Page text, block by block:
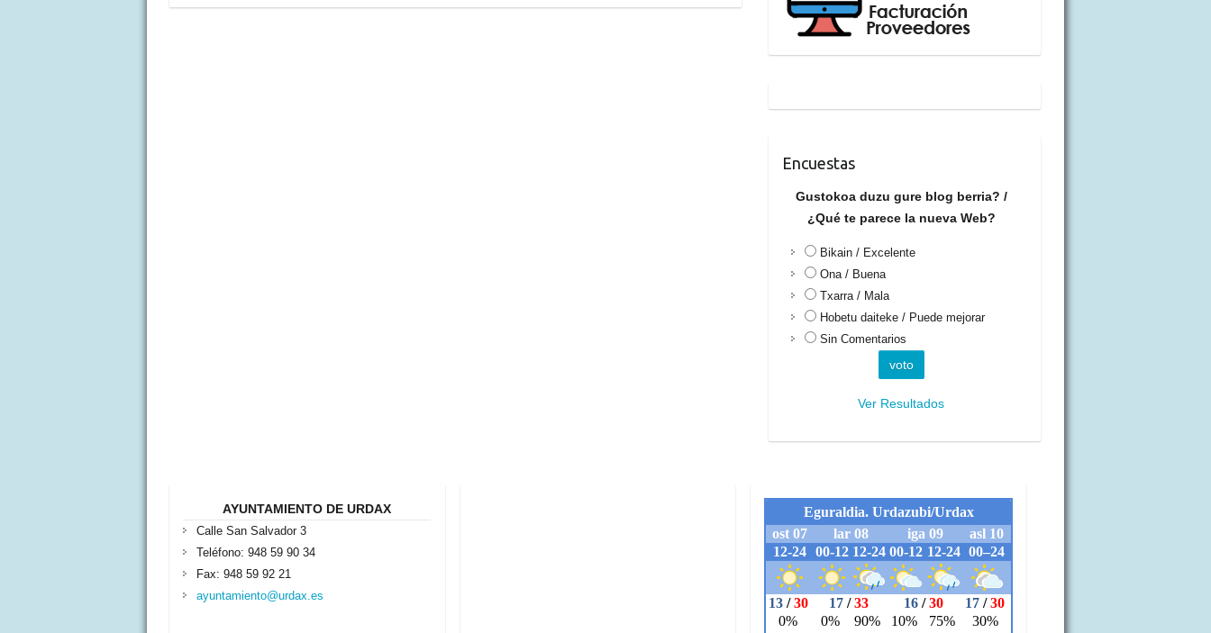
Encuestas
Gustokoa duzu gure blog berria? /
¿Qué te parece la nueva Web?
Bikain / Excelente
Ona / Buena
Txarra / Mala
Hobetu daiteke / Puede mejorar
Sin Comentarios
Ver Resultados
AYUNTAMIENTO DE URDAX
Calle San Salvador 3
Teléfono: 948 59 90 34
Fax: 948 59 92 21
ayuntamiento@urdax.es